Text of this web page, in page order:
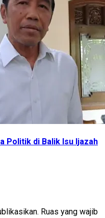
Politik di Balik Isu Ijazah
Ruas yang wajib